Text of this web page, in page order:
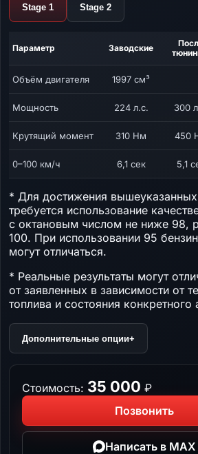
Stage 1 Stage 2
Параметр Заводские
Объём двигателя 1997 см³
Мощность 224 л.с. 300
Крутящий момент 310 Нм 450
0–100 км/ч 6,1 сек 5,1
* Для достижения
требуется использование
с октановым числом не ниже 98,
100. При использовании 95
могут отличаться.
* Реальные результаты могут
от заявленных в зависимости от
топлива и состояния конкретного
Дополнительные опции+
Стоимость: 35 000 ₽
Позвонить
Написать в MAX